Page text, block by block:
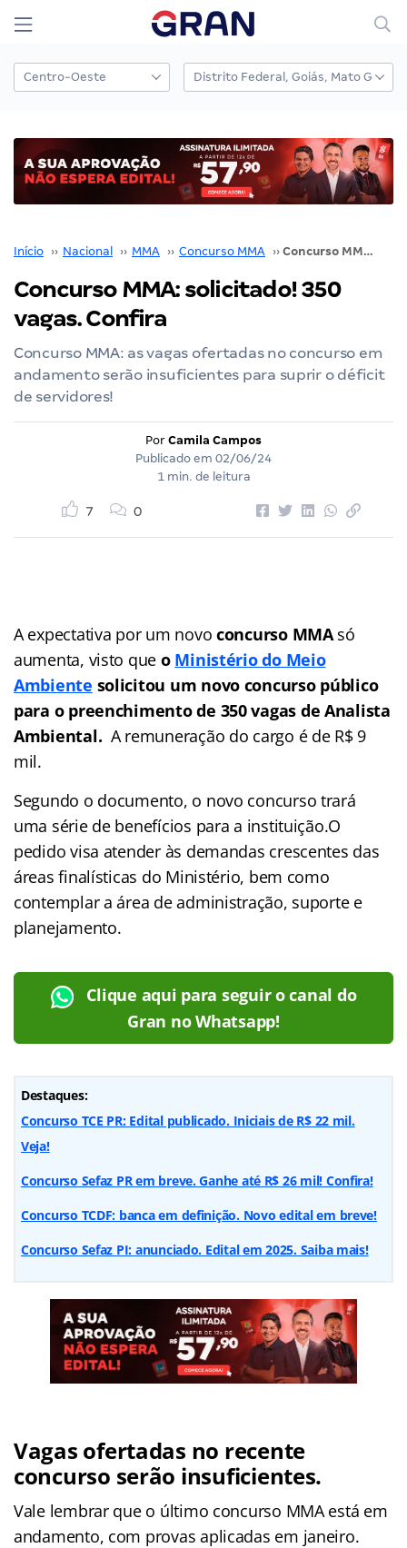
Início ›› Nacional ›› MMA ›› Concurso MMA ›› Concurso MMA: solicitado! 350 vagas. Confira
Concurso MMA: solicitado! 350
vagas. Confira
Concurso MMA: as vagas ofertadas no concurso em
andamento serão insuficientes para suprir o déficit
de servidores!
Por Camila Campos
Publicado em 02/06/24
1 min. de leitura
7 0
A expectativa por um novo concurso MMAsó
aumenta, visto que o Ministério do Meio
Ambiente solicitou um novo concurso público
para o preenchimento de 350 vagas de Analista
Ambiental. A remuneração do cargo é de R$ 9
mil.
Segundo o documento, o novo concurso trará
uma série de benefícios para a instituição.O
pedido visa atender às demandas crescentes das
áreas finalísticas do Ministério, bem como
contemplar a área de administração, suporte e
planejamento.
Clique aqui para seguir o canal do
Gran no Whatsapp!
Destaques:
Concurso TCE PR: Edital publicado. Iniciais de R$ 22 mil.
Veja!
Concurso Sefaz PR em breve. Ganhe até R$ 26 mil! Confira!
Concurso TCDF: banca em definição. Novo edital em breve!
Concurso Sefaz PI: anunciado. Edital em 2025. Saiba mais!
Vagas ofertadas no recente
concurso serão insuficientes.
Vale lembrar que o último concurso MMA está em
andamento, com provas aplicadas em janeiro.